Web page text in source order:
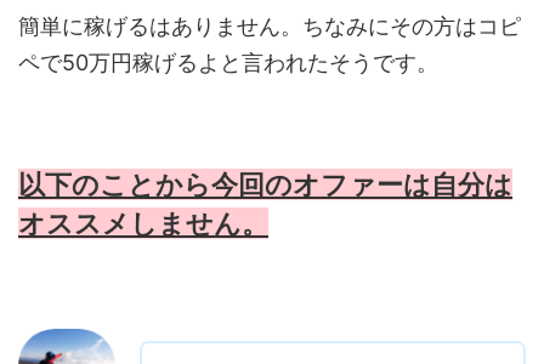
簡単に稼げるはありません。ちなみにその方はコピ
ペで50万円稼げるよと言われたそうです。
以下のことから今回のオファーは自分は
オススメしません。